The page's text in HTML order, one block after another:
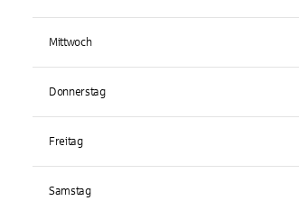
Mittwoch
Donnerstag
Freitag
Samstag